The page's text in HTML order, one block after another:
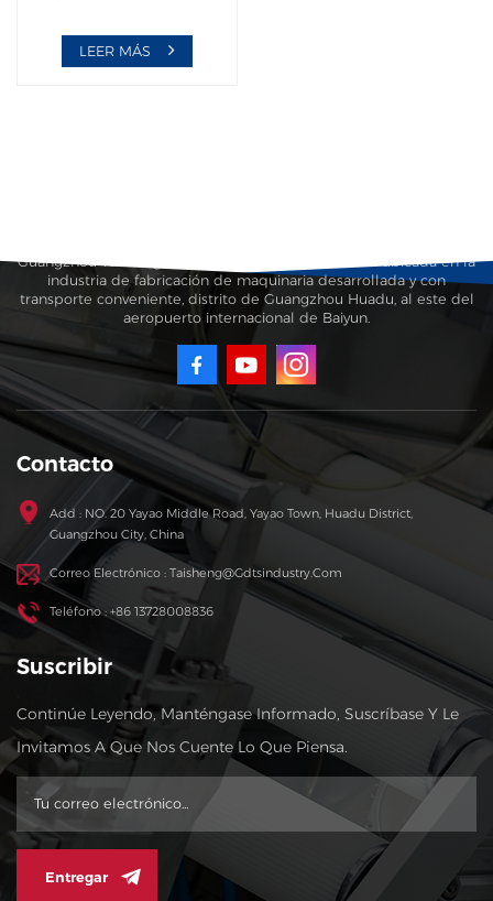
LEER MÁS
Guangzhou Taisheng Carton Machinery Co., Ltd. está ubicada en la
industria de fabricación de maquinaria desarrollada y con
transporte conveniente, distrito de Guangzhou Huadu, al este del
aeropuerto internacional de Baiyun.
Contacto
Add : NO. 20 Yayao Middle Road, Yayao Town, Huadu District,
Guangzhou City, China
Correo Electrónico : Taisheng@gdtsindustry.com
Teléfono : +86 13728008836
Suscribir
Continúe Leyendo, Manténgase Informado, Suscríbase Y Le
Invitamos A Que Nos Cuente Lo Que Piensa.
Entregar